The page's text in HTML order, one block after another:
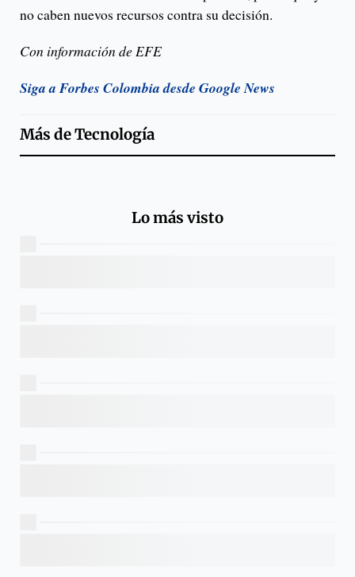
no caben nuevos recursos contra su decisión.
Con información de EFE
Siga a Forbes Colombia desde Google News
Más deTecnología
Lo más visto